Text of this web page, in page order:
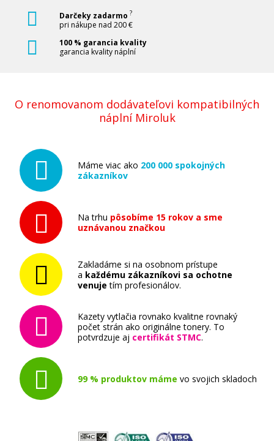
Darčeky zadarmo ?
pri nákupe nad 200 €
100 % garancia kvality
garancia kvality náplní
O renomovanom dodávateľovi kompatibilných
náplní Miroluk
Máme viac ako 200 000 spokojných
zákazníkov
Na trhu pôsobíme 15 rokov a sme
uznávanou značkou
Zakladáme si na osobnom prístupe
a každému zákazníkovi sa ochotne
venuje tím profesionálov.
Kazety vytlačia rovnako kvalitne rovnaký
počet strán ako originálne tonery. To
potvrdzuje aj certifikát STMC.
99 % produktov máme vo svojich skladoch